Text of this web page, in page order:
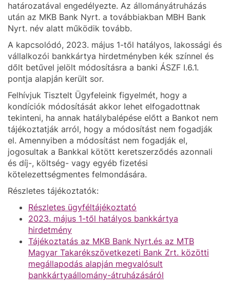
határozatával engedélyezte. Az állományátruházás
után az MKB Bank Nyrt. a továbbiakban MBH Bank
Nyrt. név alatt működik tovább.
A kapcsolódó, 2023. május 1-től hatályos, lakossági és
vállalkozói bankkártya hirdetményben kék színnel és
dőlt betűvel jelölt módosításra a banki ÁSZF I.6.1.
pontja alapján került sor.
Felhívjuk Tisztelt Ügyfeleink figyelmét, hogy a
kondíciók módosítását akkor lehet elfogadottnak
tekinteni, ha annak hatálybalépése előtt a Bankot nem
tájékoztatják arról, hogy a módosítást nem fogadják
el. Amennyiben a módosítást nem fogadják el,
jogosultak a Bankkal kötött keretszerződés azonnali
és díj-, költség- vagy egyéb fizetési
kötelezettségmentes felmondására.
Részletes tájékoztatók:
Részletes ügyféltájékoztató
2023. május 1-től hatályos bankkártya
hirdetmény
Tájékoztatás az MKB Bank Nyrt.és az MTB
Magyar Takarékszövetkezeti Bank Zrt. közötti
megállapodás alapján megvalósult
bankkártyaállomány-átruházásáról